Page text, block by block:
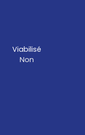
Viabilisé
Non